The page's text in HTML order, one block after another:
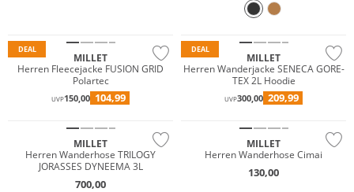
DEAL
MILLET
Herren Fleecejacke FUSION GRID
Polartec
UVP150,00 104,99
DEAL
MILLET
Herren Wanderjacke SENECA GORE-
TEX 2L Hoodie
UVP300,00 209,99
MILLET
Herren Wanderhose TRILOGY
JORASSES DYNEEMA 3L
700,00
MILLET
Herren Wanderhose Cimai
130,00